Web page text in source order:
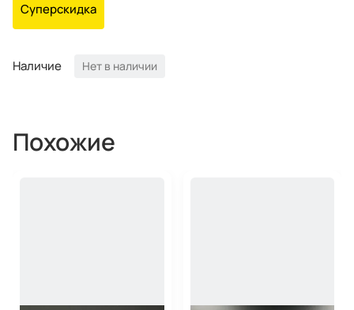
Суперскидка
Наличие Нет в наличии
Похожие